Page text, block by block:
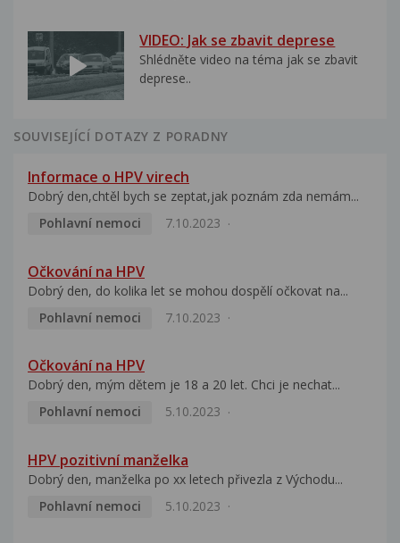
VIDEO: Jak se zbavit deprese
Shlédněte video na téma jak se zbavit
deprese..
SOUVISEJÍCÍ DOTAZY Z PORADNY
Informace o HPV virech
Dobrý den,chtěl bych se zeptat,jak poznám zda nemám...
Pohlavní nemoci
7.10.2023
Očkování na HPV
Dobrý den, do kolika let se mohou dospělí očkovat na...
Pohlavní nemoci
7.10.2023
Očkování na HPV
Dobrý den, mým dětem je 18 a 20 let. Chci je nechat...
Pohlavní nemoci
5.10.2023
HPV pozitivní manželka
Dobrý den, manželka po xx letech přivezla z Východu...
Pohlavní nemoci
5.10.2023